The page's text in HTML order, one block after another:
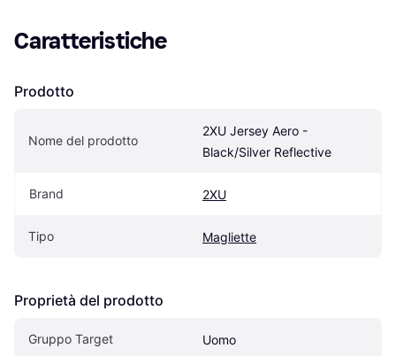
Caratteristiche
Prodotto
Nome del prodotto
2XU Jersey Aero -
Black/Silver Reflective
Brand 2XU
Tipo Magliette
Proprietà del prodotto
Gruppo Target Uomo